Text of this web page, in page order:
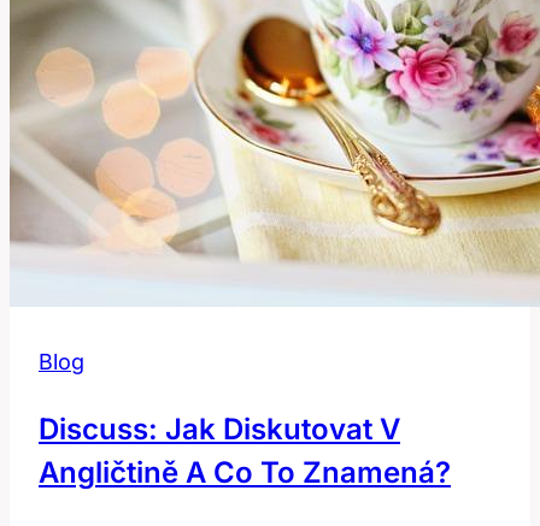
Blog
Discuss: Jak Diskutovat V
Angličtině A Co To Znamená?